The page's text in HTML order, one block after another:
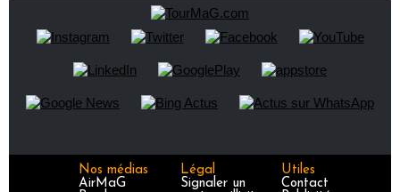
Nos médias
AirMaG
Légal
Signaler un
Utiles
Contact